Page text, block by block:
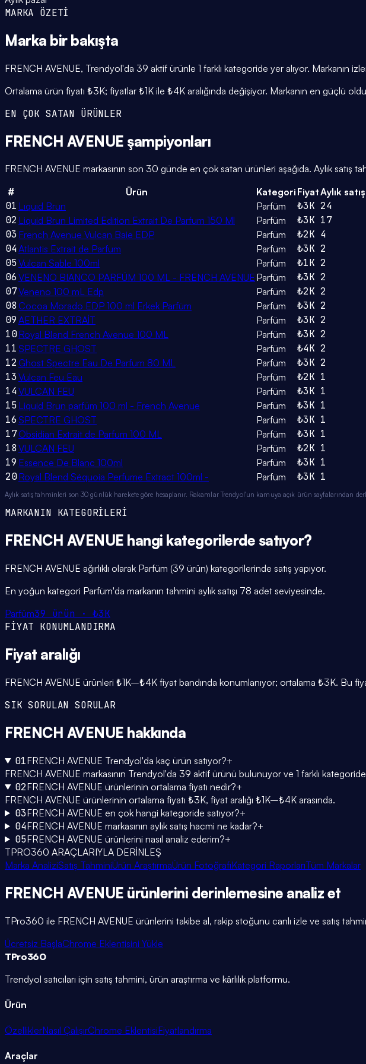
MARKA ÖZETİ
Marka bir bakışta
FRENCH AVENUE, Trendyol'da 39 aktif ürünle 1 farklı kategoride yer alıyor. Markanın
Ortalama ürün fiyatı ₺3K; fiyatlar ₺1K ile ₺4K aralığında değişiyor. Markanın en güçlü
EN ÇOK SATAN ÜRÜNLER
FRENCH AVENUE şampiyonları
FRENCH AVENUE markasının son 30 günde en çok satan ürünleri aşağıda. Aylık satış
#
Ürün Kategori FiyatAylık satış
01 Lıquıd Brun Parfüm ₺3K 24
02 Liquid Brun Limited Edition Extrait De Parfum 150 Ml Parfüm ₺3K 17
03 French Avenue Vulcan Baie EDP Parfüm ₺2K 4
04Atlantis Extrait de Parfum Parfüm ₺3K 2
05Vulcan Sable 100ml Parfüm ₺1K 2
06 VENENO BIANCO PARFÜM 100 ML - FRENCH AVENUE Parfüm ₺3K 2
07Veneno 100 mL Edp Parfüm ₺2K 2
08 Cocoa Morado EDP 100 ml Erkek Parfüm Parfüm ₺3K 2
09 AETHER EXTRAİT Parfüm ₺3K 2
10Royal Blend French Avenue 100 ML Parfüm ₺3K 2
11 SPECTRE GHOST Parfüm ₺4K 2
12 Ghost Spectre Eau De Parfum 80 ML Parfüm ₺3K 2
13Vulcan Feu Eau Parfüm ₺2K 1
14VULCAN FEU Parfüm ₺3K 1
15 Liquid Brun parfüm 100 ml - French Avenue Parfüm ₺3K 1
16 SPECTRE GHOST Parfüm ₺3K 1
17Obsidian Extrait de Parfum 100 ML Parfüm ₺3K 1
18 VULCAN FEU Parfüm ₺2K 1
19 Essence De Blanc 100ml Parfüm ₺3K 1
20Royal Blend Séquoia Perfume Extract 100ml - Parfüm ₺3K 1
Aylık satış tahminleri son 30 günlük harekete göre hesaplanır. Rakamlar Trendyol'un kamuya açık ürün sayfalarından
MARKANIN KATEGORİLERİ
FRENCH AVENUE hangi kategorilerde satıyor?
FRENCH AVENUE ağırlıklı olarak Parfüm (39 ürün) kategorilerinde satış yapıyor.
En yoğun kategori Parfüm'da markanın tahmini aylık satışı 78 adet seviyesinde.
Parfüm39 ürün ·₺3K
FİYAT KONUMLANDIRMA
Fiyat aralığı
FRENCH AVENUE ürünleri ₺1K–₺4K fiyat bandında konumlanıyor; ortalama ₺3K. Bu
SIK SORULAN SORULAR
FRENCH AVENUE hakkında
01FRENCH AVENUE Trendyol'da kaç ürün satıyor?+
FRENCH AVENUE markasının Trendyol'da 39 aktif ürünü bulunuyor ve 1 farklı
02FRENCH AVENUE ürünlerinin ortalama fiyatı nedir?+
FRENCH AVENUE ürünlerinin ortalama fiyatı ₺3K, fiyat aralığı ₺1K–₺4K arasında.
03FRENCH AVENUE en çok hangi kategoride satıyor?+
04FRENCH AVENUE markasının aylık satış hacmi ne kadar?+
05FRENCH AVENUE ürünlerini nasıl analiz ederim?+
TPRO360 ARAÇLARIYLA DERİNLEŞ
Marka AnaliziSatış TahminiÜrün AraştırmaÜrün FotoğrafıKategori RaporlarıTüm Markalar
FRENCH AVENUE ürünlerini derinlemesine analiz et
TPro360 ile FRENCH AVENUE ürünlerini takibe al, rakip stoğunu canlı izle ve satış
Ücretsiz BaşlaChrome Eklentisini Yükle
TPro360
Trendyol satıcıları için satış tahmini, ürün araştırma ve kârlılık platformu.
Ürün
ÖzelliklerNasıl ÇalışırChrome EklentisiFiyatlandırma
Araçlar